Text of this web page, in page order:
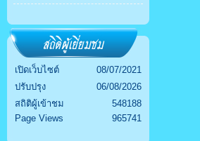
เปิดเว็บไซต์
08/07/2021
ปรับปรุง
06/08/2026
สถิติผู้เข้าชม
548188
Page Views
965741